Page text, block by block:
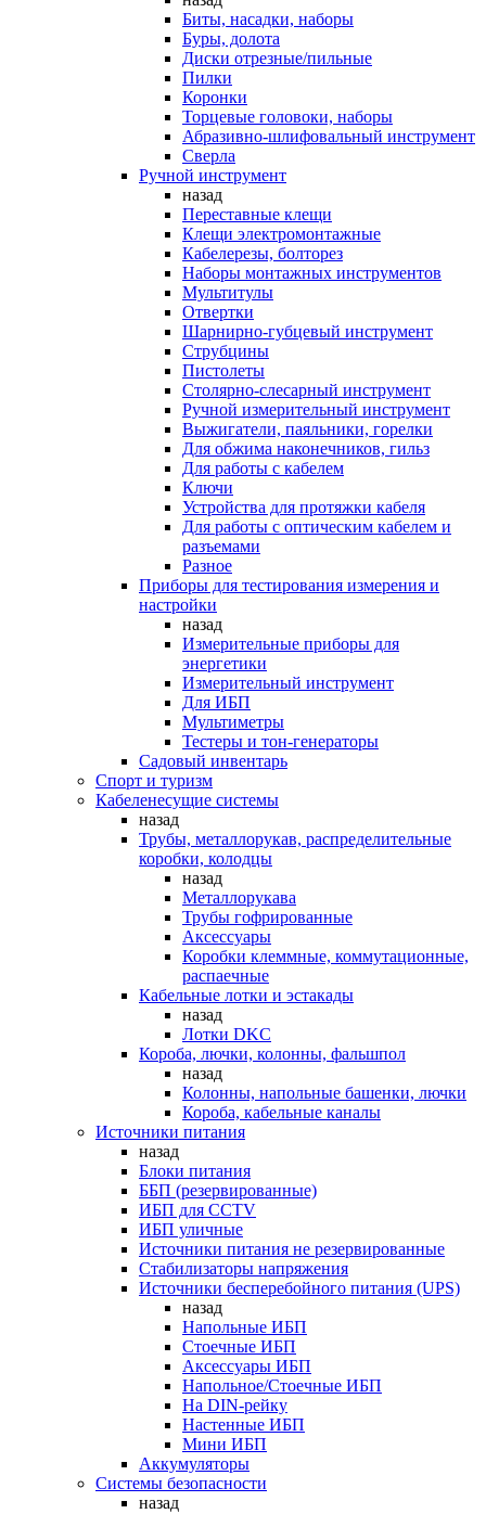
Биты, насадки, наборы
Буры, долота
Диски отрезные/пильные
Пилки
Коронки
Торцевые головоки, наборы
Абразивно-шлифовальный инструмент
Сверла
Ручной инструмент
назад
Переставные клещи
Клещи электромонтажные
Кабелерезы, болторез
Наборы монтажных инструментов
Мультитулы
Отвертки
Шарнирно-губцевый инструмент
Струбцины
Пистолеты
Столярно-слесарный инструмент
Ручной измерительный инструмент
Выжигатели, паяльники, горелки
Для обжима наконечников, гильз
Для работы с кабелем
Ключи
Устройства для протяжки кабеля
Для работы с оптическим кабелем и
разъемами
Разное
Приборы для тестирования измерения и
настройки
назад
Измерительные приборы для
энергетики
Измерительный инструмент
Для ИБП
Мультиметры
Тестеры и тон-генераторы
Садовый инвентарь
Спорт и туризм
Кабеленесущие системы
назад
Трубы, металлорукав, распределительные
коробки, колодцы
назад
Металлорукава
Трубы гофрированные
Аксессуары
Коробки клеммные, коммутационные,
распаечные
Кабельные лотки и эстакады
назад
Лотки DKC
Короба, лючки, колонны, фальшпол
назад
Колонны, напольные башенки, лючки
Короба, кабельные каналы
Источники питания
назад
Блоки питания
ББП (резервированные)
ИБП для CCTV
ИБП уличные
Источники питания не резервированные
Стабилизаторы напряжения
Источники бесперебойного питания (UPS)
назад
Напольные ИБП
Стоечные ИБП
Аксессуары ИБП
Напольное/Стоечные ИБП
На DIN-рейку
Настенные ИБП
Мини ИБП
Аккумуляторы
Системы безопасности
назад